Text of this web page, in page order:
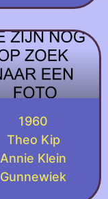
1960
Theo Kip
Annie Klein
Gunnewiek